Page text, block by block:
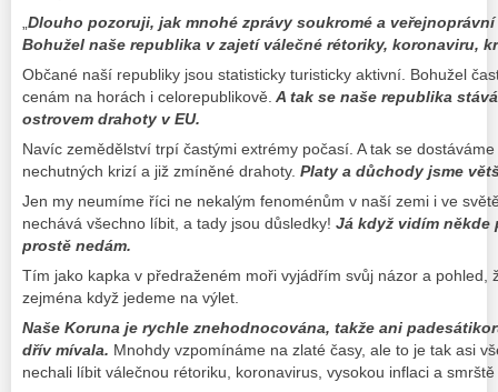
Dlouho pozoruji, jak mnohé zprávy soukromé a
Bohužel naše republika v zajetí válečné rétoriky, koronaviru,
Občané naší republiky jsou statisticky turisticky aktivní. Bohužel
cenám na horách i celorepublikově. A tak se naše republika
ostrovem drahoty v EU.
Navíc zemědělství trpí častými extrémy počasí. A tak se
nechutných krizí a již zmíněné drahoty. Platy a důchody jsme
Jen my neumíme říci ne nekalým fenoménům v naší zemi i ve
nechává všechno líbit, a tady jsou důsledky! Já když vidím někde
prostě nedám.
Tím jako kapka v předraženém moři vyjádřím svůj názor a pohled,
zejména když jedeme na výlet.
Naše Koruna je rychle znehodnocována, takže ani
dřív mívala. Mnohdy vzpomínáme na zlaté časy, ale to je tak asi
nechali líbit válečnou rétoriku, koronavirus, vysokou inflaci a